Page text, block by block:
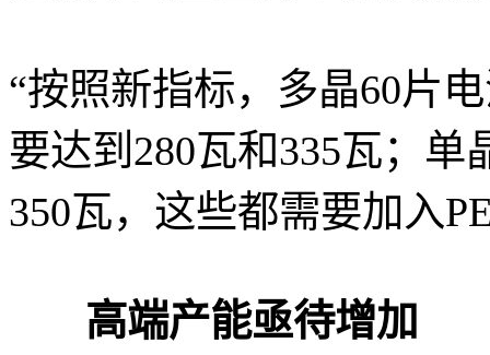
“按照新指标，多晶60片
要达到280瓦和335瓦；单
350瓦，这些都需要加入
高端产能亟待增加